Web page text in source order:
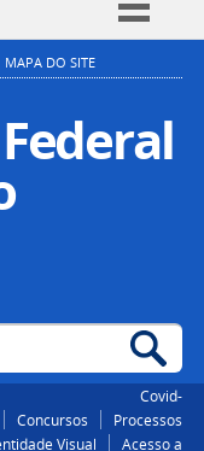
Simplifique!
Participe
à informação
Legislação
MAPA DO SITE
Covid-
Concursos
Processos
Visual
Acesso a